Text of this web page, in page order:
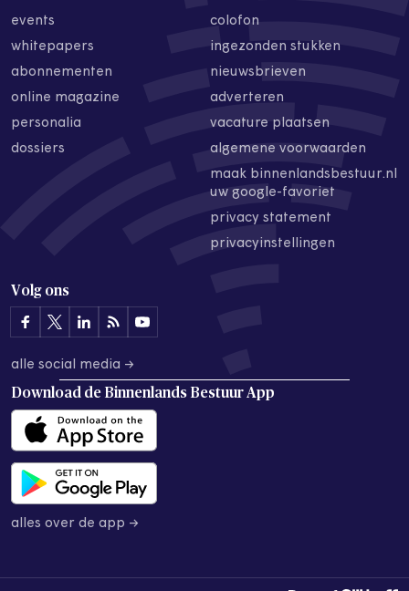
events
whitepapers
abonnementen
online magazine
personalia
dossiers
colofon
ingezonden stukken
nieuwsbrieven
adverteren
vacature plaatsen
algemene voorwaarden
maak binnenlandsbestuur.nl
uw google-favoriet
privacy statement
privacyinstellingen
Volg ons
alle social media →
Download de Binnenlands Bestuur App
alles over de app →